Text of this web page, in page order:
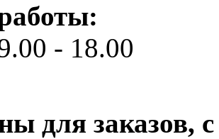
- 18.00
для заказов,